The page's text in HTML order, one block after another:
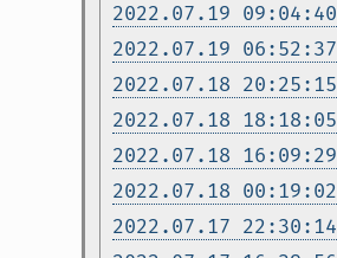
2022.07.19 09:04:40
2022.07.19 06:52:37
2022.07.18 20:25:15
2022.07.18 18:18:05
2022.07.18 16:09:29
2022.07.18 00:19:02
2022.07.17 22:30:14